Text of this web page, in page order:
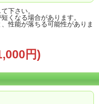
下さい。
くなる場合があります。
性能が落ちる可能性がありま
円)